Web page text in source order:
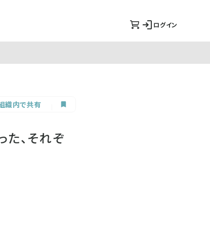
ログイン
織内で共有
、それぞ